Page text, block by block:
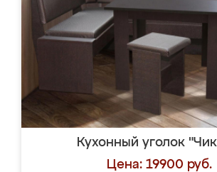
Кухонный уголок
Цена: 19900 руб.